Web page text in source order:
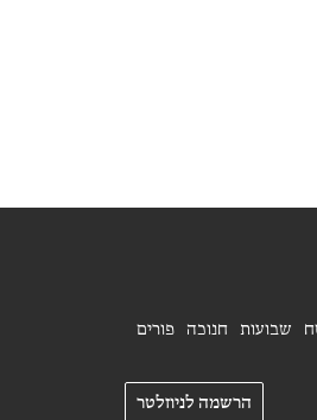
שבועות חנוכה פורים
הרשמה לניוזלטר